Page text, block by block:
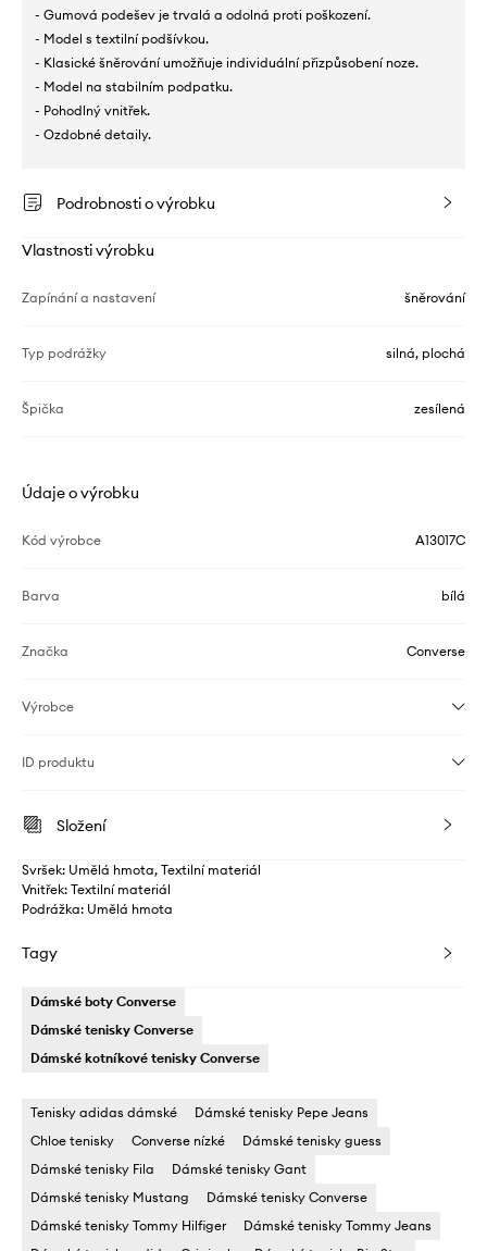
- Gumová podešev je trvalá a odolná proti poškození.
- Model s textilní podšívkou.
- Klasické šněrování umožňuje individuální přizpůsobení noze.
- Model na stabilním podpatku.
- Pohodlný vnitřek.
- Ozdobné detaily.
Podrobnosti o výrobku
Vlastnosti výrobku
Zapínání a nastavení šněrování
Typ podrážky silná, plochá
Špička zesílená
Údaje o výrobku
Kód výrobce A13017C
Barva bílá
Značka Converse
Výrobce
ID produktu
Složení
Svršek: Umělá hmota, Textilní materiál
Vnitřek: Textilní materiál
Podrážka: Umělá hmota
Tagy
Dámské boty Converse
Dámské tenisky Converse
Dámské kotníkové tenisky Converse
Tenisky adidas dámské
Dámské tenisky Pepe Jeans
Chloe tenisky
Converse nízké
Dámské tenisky guess
Dámské tenisky Fila
Dámské tenisky Gant
Dámské tenisky Mustang
Dámské tenisky Converse
Dámské tenisky Tommy Hilfiger
Dámské tenisky Tommy Jeans